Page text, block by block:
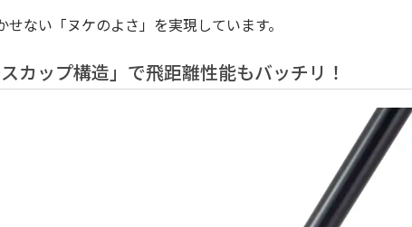
ない「ヌケのよさ」を実現しています。
カップ構造」で飛距離性能もバッチリ！